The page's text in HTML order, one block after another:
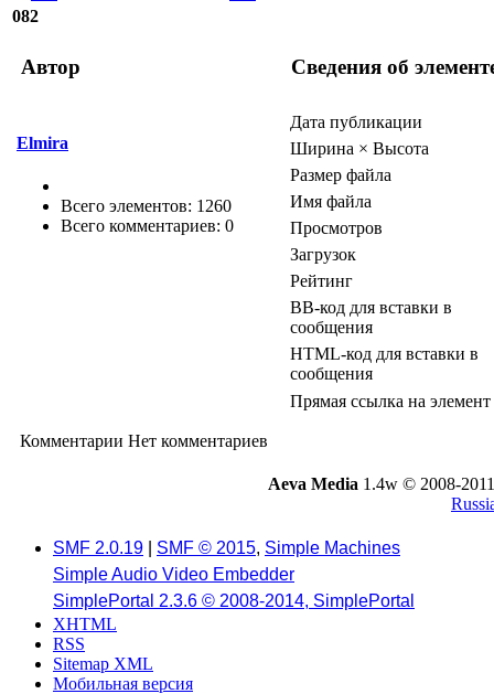
082
Автор Сведения об
Elmira
Всего элементов: 1260
Всего комментариев: 0
Дата публикации
Ширина × Высота
Размер файла
Имя файла
Просмотров
Загрузок
Рейтинг
BB-код для вставки в
сообщения
HTML-код для вставки в
сообщения
Прямая ссылка на элемент
Комментарии Нет комментариев
Aeva Media 1.4w © 2008-
SMF 2.0.19 SMF © 2015, Simple Machines
Simple Audio Video Embedder
SimplePortal 2.3.6 © 2008-2014, SimplePortal
XHTML
RSS
Sitemap XML
Мобильная версия